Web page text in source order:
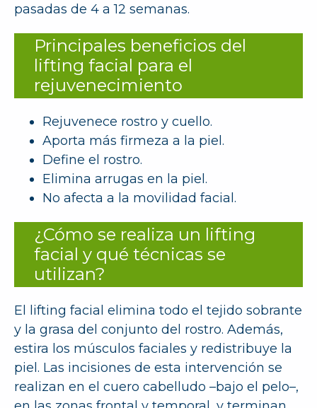
pasadas de 4 a 12 semanas.
Principales beneficios del
lifting facial para el
rejuvenecimiento
Rejuvenece rostro y cuello.
Aporta más firmeza a la piel.
Define el rostro.
Elimina arrugas en la piel.
No afecta a la movilidad facial.
¿Cómo se realiza un lifting
facial y qué técnicas se
utilizan?
El lifting facial elimina todo el tejido sobrante
y la grasa del conjunto del rostro. Además,
estira los músculos faciales y redistribuye la
piel. Las incisiones de esta intervención se
realizan en el cuero cabelludo –bajo el pelo–,